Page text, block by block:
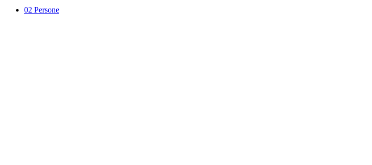
02 Persone